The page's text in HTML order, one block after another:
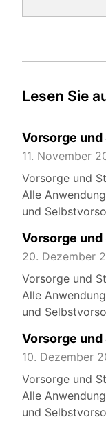
Lesen Sie
Vorsorge und
11. November
Vorsorge und
Alle
und
Vorsorge und
20. Dezember
Vorsorge und
Alle
und
Vorsorge und
10. Dezember
Vorsorge und
Alle
und